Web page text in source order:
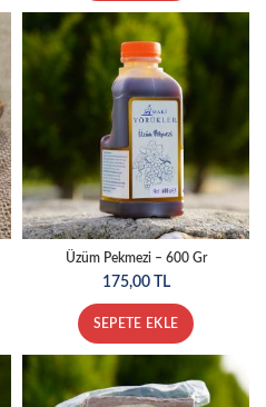
Üzüm Pekmezi – 600 Gr
175,00 TL
SEPETE EKLE